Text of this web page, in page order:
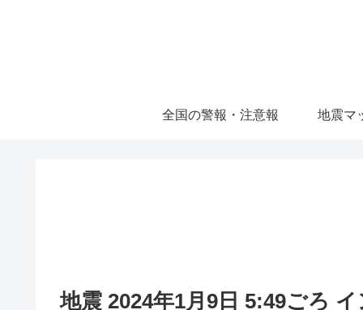
全国の警報・注意報 地震マ
地震 2024年1月9日 5:49ごろ